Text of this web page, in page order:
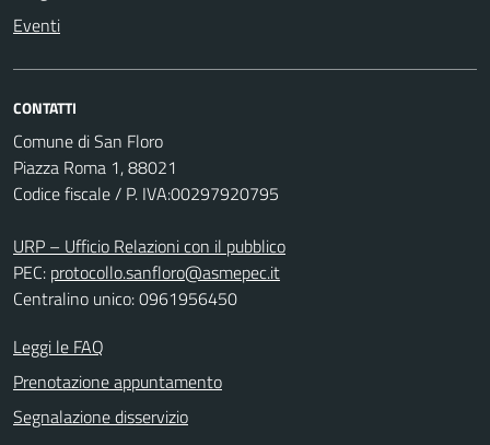
Eventi
CONTATTI
Comune di San Floro
Piazza Roma 1, 88021
Codice fiscale / P. IVA:00297920795
URP – Ufficio Relazioni con il pubblico
PEC: protocollo.sanfloro@asmepec.it
Centralino unico: 0961956450
Leggi le FAQ
Prenotazione appuntamento
Segnalazione disservizio